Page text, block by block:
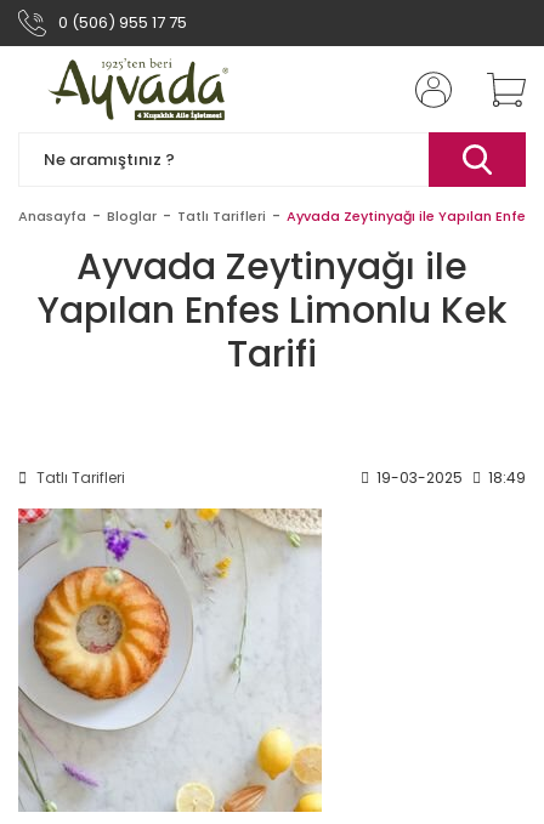
0 (506) 955 17 75
Anasayfa Bloglar Tatlı Tarifleri Ayvada Zeytinyağı ile Yapılan Enfes
Ayvada Zeytinyağı ile
Yapılan Enfes Limonlu Kek
Tarifi
Tatlı Tarifleri 19-03-2025 18:49